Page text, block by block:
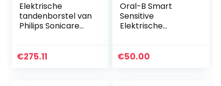
Elektrische
tandenborstel van
Philips Sonicare
€275.11
Oral-B Smart
Sensitive
Elektrische
tandenborstel
€50.00